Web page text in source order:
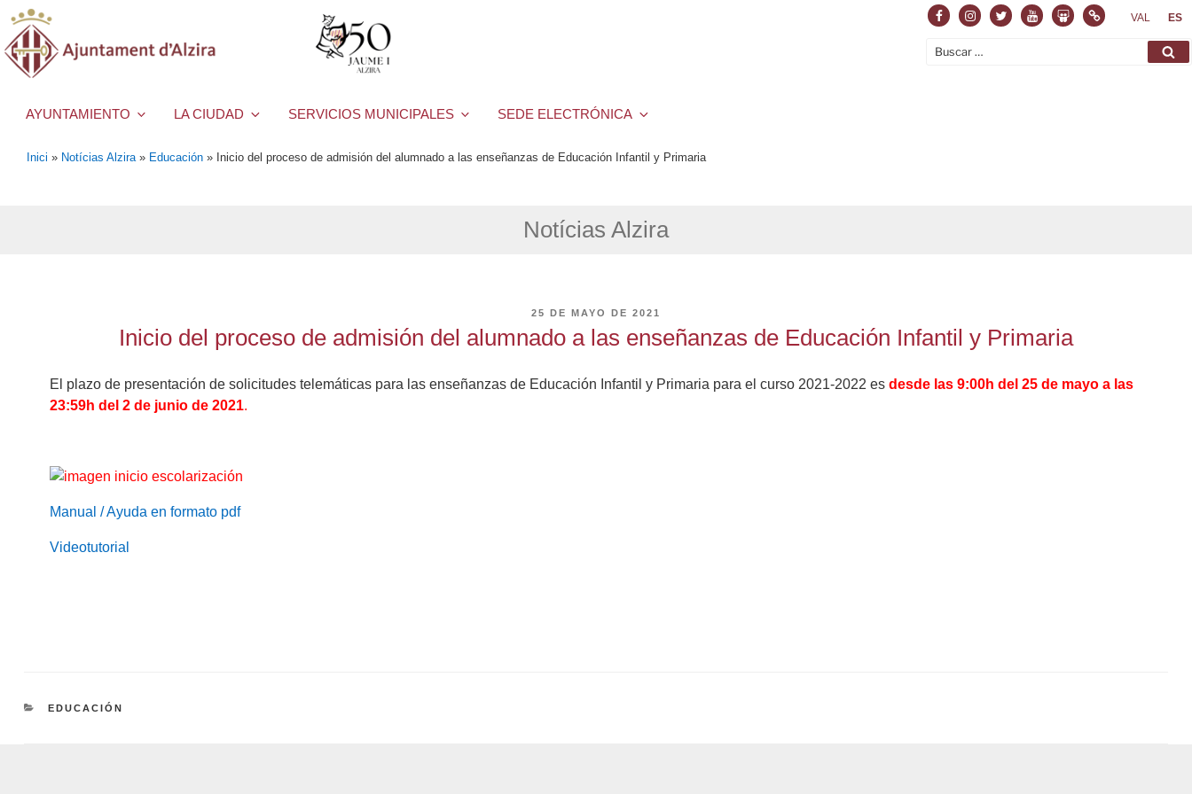
FacebookInstagram
TwitterYoutubeSlideshare
NormasVAL ES
Buscar
AYUNTAMIENTO LA CIUDAD SERVICIOS MUNICIPALES SEDE ELECTRÓNICA
Inici » Notícias Alzira » Educación » Inicio del proceso de admisión del alumnado a las enseñanzas de Educación Infantil y Primaria
Notícias Alzira
PUBLICADO
25 DE MAYO DE 2021
Inicio del proceso de admisión del alumnado a las enseñanzas de Educación Infantil y Primaria
El plazo de presentación de solicitudes telemáticas para las enseñanzas de Educación Infantil y Primaria para el curso 2021-2022 es desde las 9:00h del 25 de mayo a las
23:59h del 2 de junio de 2021.
Manual / Ayuda en formato pdf
Videotutorial
CATEGORÍAS
EDUCACIÓN